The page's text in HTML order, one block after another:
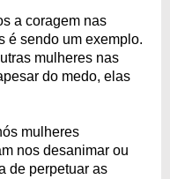
a coragem nas
é sendo um exemplo.
mulheres nas
do medo, elas
mulheres
nos desanimar ou
de perpetuar as